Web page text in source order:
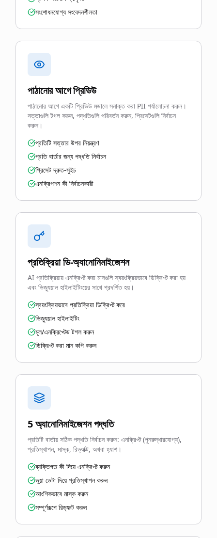
সংশোধনযোগ্য সংবেদনশীলতা
পাঠানোর আগে প্রিভিউ
পাঠানোর আগে একটি প্রিভিউ মডালে সনাক্ত করা PII পর্যালোচনা করুন।
সত্তাগুলি টগল করুন, পদ্ধতিগুলি পরিবর্তন করুন, প্রিসেটগুলি নির্বাচন
করুন।
প্রতিটি সত্তার উপর নিয়ন্ত্রণ
প্রতি বার্তার জন্য পদ্ধতি নির্বাচন
প্রিসেট দ্রুত-সুইচ
এনক্রিপশন কী নির্বাচনকারী
প্রতিক্রিয়া ডি-অ্যানোনিমাইজেশন
AI প্রতিক্রিয়ায় এনক্রিপ্ট করা মানগুলি স্বয়ংক্রিয়ভাবে ডিক্রিপ্ট করা হয়
এবং ভিজ্যুয়াল হাইলাইটিংয়ের সাথে প্রদর্শিত হয়।
স্বয়ংক্রিয়ভাবে প্রতিক্রিয়া ডিক্রিপ্ট করে
ভিজ্যুয়াল হাইলাইটিং
মূল/এনক্রিপ্টেড টগল করুন
ডিক্রিপ্ট করা মান কপি করুন
5 অ্যানোনিমাইজেশন পদ্ধতি
প্রতিটি বার্তায় সঠিক পদ্ধতি নির্বাচন করুন: এনক্রিপ্ট (পুনরুদ্ধারযোগ্য),
প্রতিস্থাপন, মাস্ক, রিড্যাক্ট, অথবা হ্যাশ।
ব্যক্তিগত কী দিয়ে এনক্রিপ্ট করুন
ভুয়া ডেটা দিয়ে প্রতিস্থাপন করুন
আংশিকভাবে মাস্ক করুন
সম্পূর্ণরূপে রিড্যাক্ট করুন